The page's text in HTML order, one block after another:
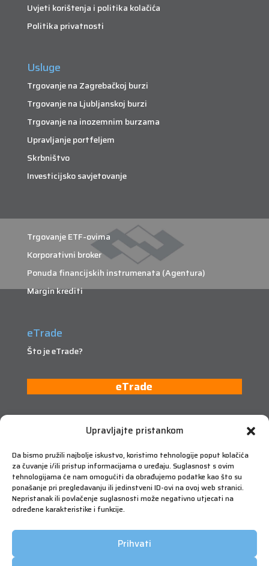
Upravljajte pristankom
Da bismo pružili najbolje iskustvo, koristimo tehnologije poput kolačića
za čuvanje i/ili pristup informacijama o uređaju. Suglasnost s ovim
tehnologijama će nam omogućiti da obrađujemo podatke kao što su
ponašanje pri pregledavanju ili jedinstveni ID-ovi na ovoj web stranici.
Nepristanak ili povlačenje suglasnosti može negativno utjecati na
određene karakteristike i funkcije.
Prihvati
Uvjeti korištenja i politika kolačića
Politika privatnosti
Usluge
Trgovanje na Zagrebačkoj burzi
Trgovanje na Ljubljanskoj burzi
Trgovanje na inozemnim burzama
Upravljanje portfeljem
Skrbništvo
Investicijsko savjetovanje
Trgovanje ETF-ovima
Korporativni broker
Ponuda financijskih instrumenata (Agentura)
Margin krediti
eTrade
Što je eTrade?
eTrade